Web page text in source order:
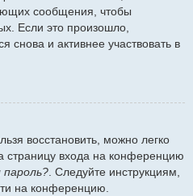
сообщения, чтобы
Если это произошло,
снова и активнее участвовать в
восстановить, можно легко
страницу входа на конференцию
. Следуйте инструкциям,
на конференцию.